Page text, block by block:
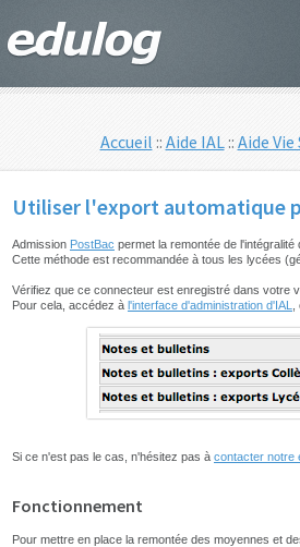
Accueil :: Aide IAL:: Aide
Utiliser l'export automatique
Admission PostBac permet la remontée de
Cette méthode est recommandée à tous les lycées
Vérifiez que ce connecteur est enregistré dans votre
Pour cela, accédez à l'interface d'administration d'IAL
Si ce n'est pas le cas, n'hésitez pas à contacter notre
Fonctionnement
Pour mettre en place la remontée des moyennes et